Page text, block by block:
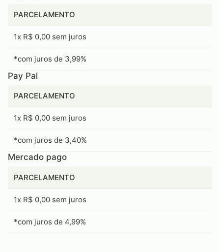
PARCELAMENTO
1x R$ 0,00 sem juros
*com juros de 3,99%
Pay Pal
PARCELAMENTO
1x R$ 0,00 sem juros
*com juros de 3,40%
Mercado pago
PARCELAMENTO
1x R$ 0,00 sem juros
*com juros de 4,99%